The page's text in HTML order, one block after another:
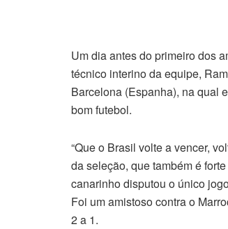
Um dia antes do primeiro dos
técnico interino da equipe,
Barcelona (Espanha), na qual
bom futebol.
“Que o Brasil volte a vencer,
da seleção, que também é
canarinho disputou o único
Foi um amistoso contra o
2 a 1.